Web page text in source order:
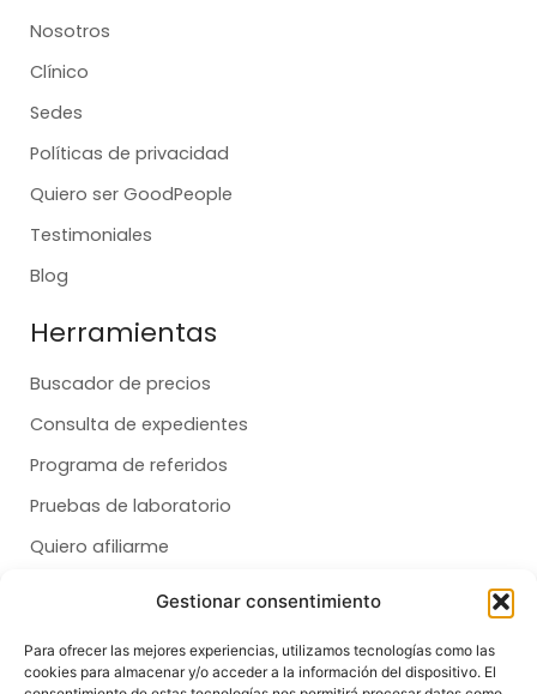
Gestionar consentimiento
Para ofrecer las mejores experiencias, utilizamos tecnologías como las
cookies para almacenar y/o acceder a la información del dispositivo. El
Nosotros
Clínico
Sedes
Políticas de privacidad
Quiero ser GoodPeople
Testimoniales
Blog
Herramientas
Buscador de precios
Consulta de expedientes
Programa de referidos
Pruebas de laboratorio
Quiero afiliarme
Dental